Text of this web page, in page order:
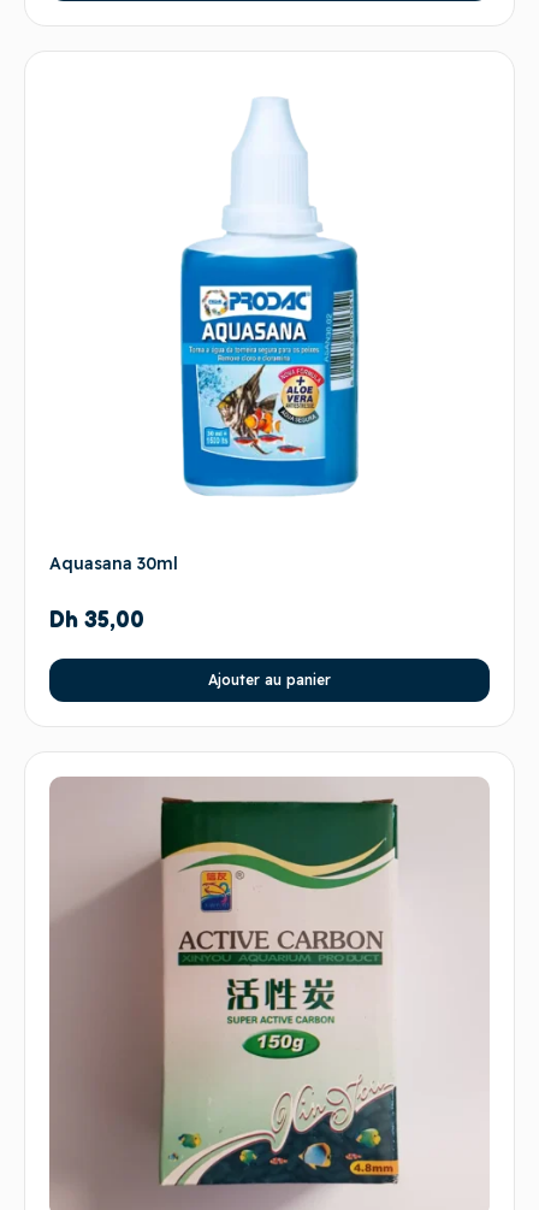
Aquasana 30ml
Dh 35,00
Ajouter au panier